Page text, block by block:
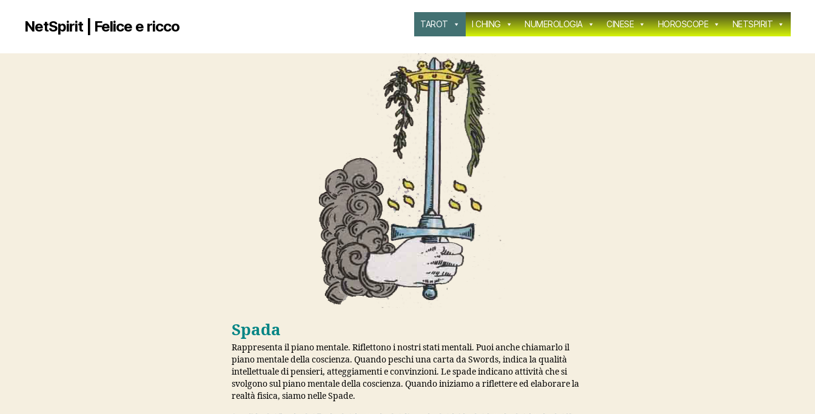
NetSpirit | Felice e ricco TAROT I CHING NUMEROLOGIA CINESE HOROSCOPE NETSPIRIT
Spada
Rappresenta il piano mentale. Riflettono i nostri stati mentali. Puoi anche chiamarlo il
piano mentale della coscienza. Quando peschi una carta da Swords, indica la qualità
intellettuale di pensieri, atteggiamenti e convinzioni. Le spade indicano attività che si
svolgono sul piano mentale della coscienza. Quando iniziamo a riflettere ed elaborare la
realtà fisica, siamo nelle Spade.